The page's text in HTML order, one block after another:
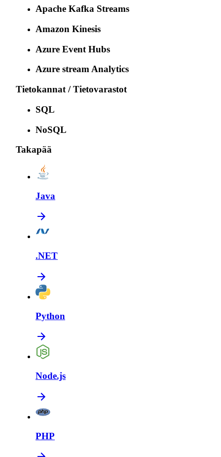
Apache Kafka Streams
Amazon Kinesis
Azure Event Hubs
Azure stream Analytics
Tietokannat / Tietovarastot
SQL
NoSQL
Takapää
Java
.NET
Python
Node.js
PHP